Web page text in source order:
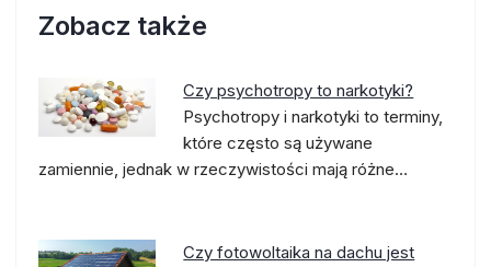
Zobacz także
Czy psychotropy to narkotyki?
Psychotropy i narkotyki to terminy,
które często są używane
zamiennie, jednak w rzeczywistości mają różne…
Czy fotowoltaika na dachu jest